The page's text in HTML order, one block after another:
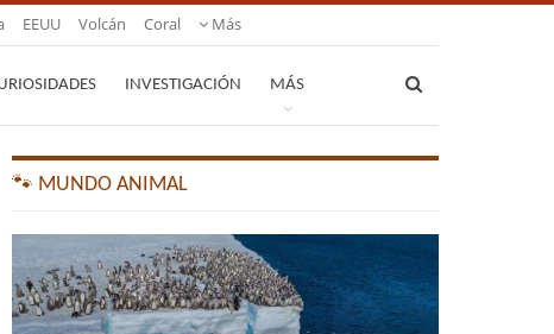
EEUU Volcán Coral Más
INVESTIGACIÓN MÁS
🐾 MUNDO ANIMAL